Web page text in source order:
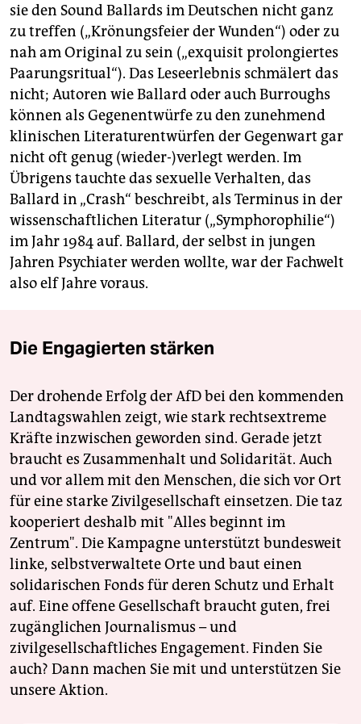
sie den Sound Ballards im Deutschen nicht ganz
zu treffen („Krönungsfeier der Wunden“) oder zu
nah am Original zu sein („exquisit prolongiertes
Paarungsritual“). Das Leseerlebnis schmälert das
nicht; Autoren wie Ballard oder auch Burroughs
können als Gegenentwürfe zu den zunehmend
klinischen Literaturentwürfen der Gegenwart gar
nicht oft genug (wieder-)verlegt werden. Im
Übrigens tauchte das sexuelle Verhalten, das
Ballard in „Crash“ beschreibt, als Terminus in der
wissenschaftlichen Literatur („Symphorophilie“)
im Jahr 1984 auf. Ballard, der selbst in jungen
Jahren Psychiater werden wollte, war der Fachwelt
also elf Jahre voraus.
Die Engagierten stärken
Der drohende Erfolg der AfD bei den kommenden
Landtagswahlen zeigt, wie stark rechtsextreme
Kräfte inzwischen geworden sind. Gerade jetzt
braucht es Zusammenhalt und Solidarität. Auch
und vor allem mit den Menschen, die sich vor Ort
für eine starke Zivilgesellschaft einsetzen. Die taz
kooperiert deshalb mit "Alles beginnt im
Zentrum". Die Kampagne unterstützt bundesweit
linke, selbstverwaltete Orte und baut einen
solidarischen Fonds für deren Schutz und Erhalt
auf. Eine offene Gesellschaft braucht guten, frei
zugänglichen Journalismus – und
zivilgesellschaftliches Engagement. Finden Sie
auch? Dann machen Sie mit und unterstützen Sie
unsere Aktion.